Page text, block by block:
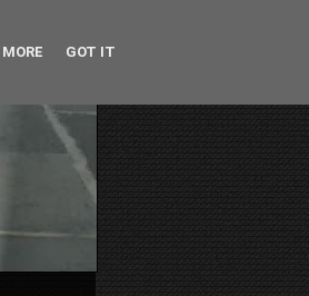
GOT IT